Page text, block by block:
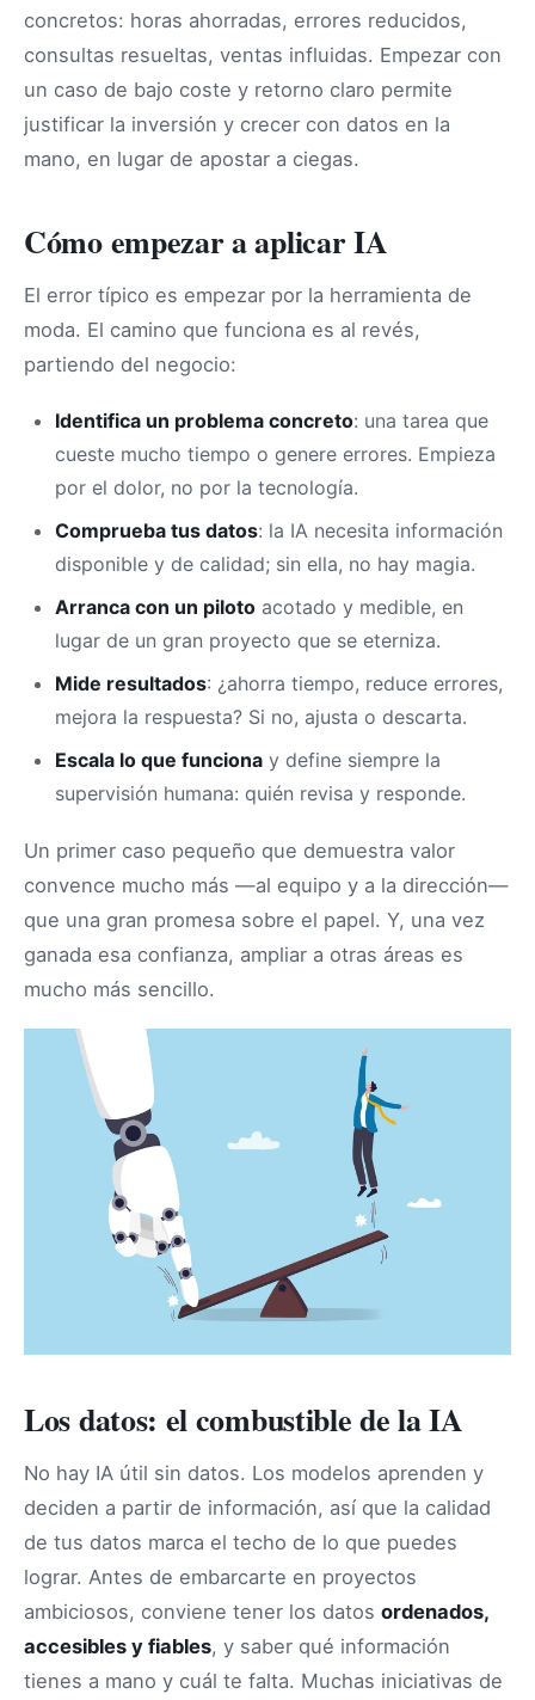
concretos: horas ahorradas, errores reducidos,
consultas resueltas, ventas influidas. Empezar con
un caso de bajo coste y retorno claro permite
justificar la inversión y crecer con datos en la
mano, en lugar de apostar a ciegas.
Cómo empezar a aplicar IA
El error típico es empezar por la herramienta de
moda. El camino que funciona es al revés,
partiendo del negocio:
Identifica un problema concreto: una tarea que
cueste mucho tiempo o genere errores. Empieza
por el dolor, no por la tecnología.
Comprueba tus datos: la IA necesita información
disponible y de calidad; sin ella, no hay magia.
Arranca con un piloto acotado y medible, en
lugar de un gran proyecto que se eterniza.
Mide resultados: ¿ahorra tiempo, reduce errores,
mejora la respuesta? Si no, ajusta o descarta.
Escala lo que funciona y define siempre la
supervisión humana: quién revisa y responde.
Un primer caso pequeño que demuestra valor
convence mucho más —al equipo y a la dirección—
que una gran promesa sobre el papel. Y, una vez
ganada esa confianza, ampliar a otras áreas es
mucho más sencillo.
Los datos: el combustible de la IA
No hay IA útil sin datos. Los modelos aprenden y
deciden a partir de información, así que la calidad
de tus datos marca el techo de lo que puedes
lograr. Antes de embarcarte en proyectos
ambiciosos, conviene tener los datos ordenados,
accesibles y fiables, y saber qué información
tienes a mano y cuál te falta. Muchas iniciativas de